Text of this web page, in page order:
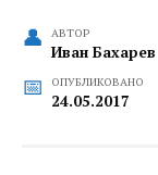
АВТОР
Иван Бахарев
ОПУБЛИКОВАНО
24.05.2017